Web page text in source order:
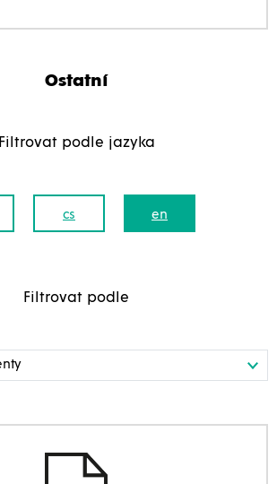
Ostatní
Filtrovat podle jazyka
cs en
Filtrovat podle